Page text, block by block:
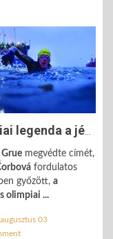
Olimpiai legenda a jéghideg fjordban: Alistair Brownlee drámai ...
megvédte címét,
fordulatos
győzött, a
olimpiai ...
03